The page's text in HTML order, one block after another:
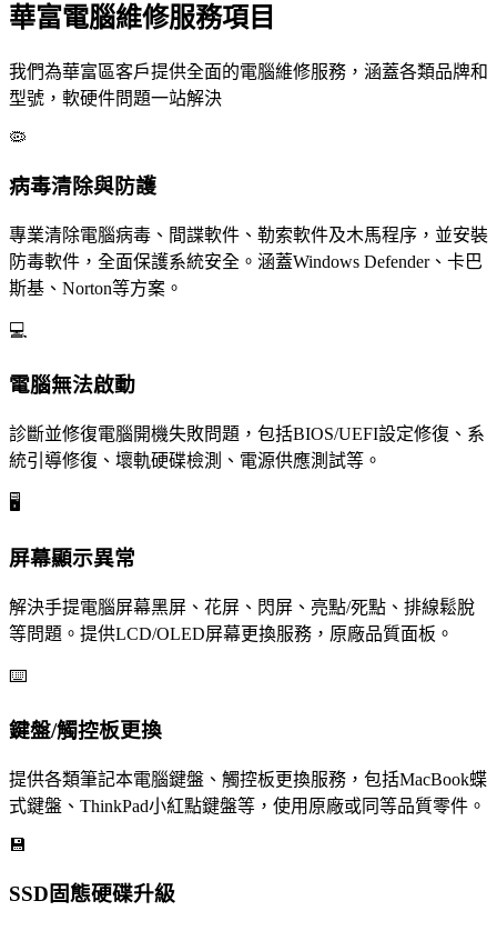
華富電腦維修服務項目
我們為華富區客戶提供全面的電腦維修服務，涵蓋各類品牌和
型號，軟硬件問題一站解決
🦠
病毒清除與防護
專業清除電腦病毒、間諜軟件、勒索軟件及木馬程序，並安裝
防毒軟件，全面保護系統安全。涵蓋Windows Defender、卡巴
斯基、Norton等方案。
💻
電腦無法啟動
診斷並修復電腦開機失敗問題，包括BIOS/UEFI設定修復、系
統引導修復、壞軌硬碟檢測、電源供應測試等。
🖥️
屏幕顯示異常
解決手提電腦屏幕黑屏、花屏、閃屏、亮點/死點、排線鬆脫
等問題。提供LCD/OLED屏幕更換服務，原廠品質面板。
⌨️
鍵盤/觸控板更換
提供各類筆記本電腦鍵盤、觸控板更換服務，包括MacBook蝶
式鍵盤、ThinkPad小紅點鍵盤等，使用原廠或同等品質零件。
💾
SSD固態硬碟升級